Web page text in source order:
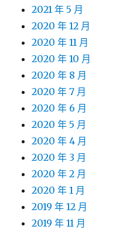
2021 年 5 月
2020 年 12 月
2020 年 11 月
2020 年 10 月
2020 年 8 月
2020 年 7 月
2020 年 6 月
2020 年 5 月
2020 年 4 月
2020 年 3 月
2020 年 2 月
2020 年 1 月
2019 年 12 月
2019 年 11 月